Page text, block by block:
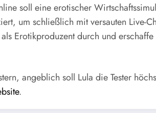
soll eine erotischer
um schließlich mit versauten Live-
Erotikproduzent durch und
angeblich soll Lula die Tester
.